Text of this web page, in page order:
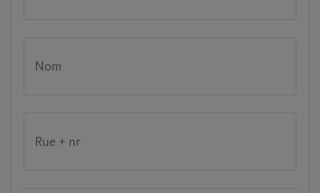
Nom
Rue + nr